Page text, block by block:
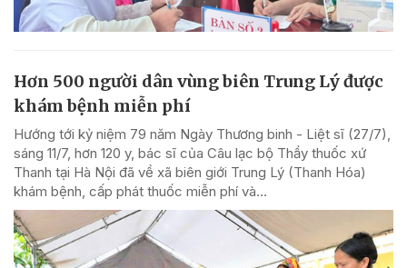
Hơn 500 người dân vùng biên Trung Lý được
khám bệnh miễn phí
Hướng tới kỷ niệm 79 năm Ngày Thương binh - Liệt sĩ (27/7),
sáng 11/7, hơn 120 y, bác sĩ của Câu lạc bộ Thầy thuốc xứ
Thanh tại Hà Nội đã về xã biên giới Trung Lý (Thanh Hóa)
khám bệnh, cấp phát thuốc miễn phí và...